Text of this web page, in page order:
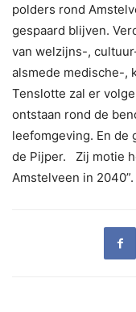
polders rond
gespaard blijven.
van welzijns-,
alsmede medische-,
Tenslotte zal er
ontstaan rond de
leefomgeving. En de
de Pijper. Zij motie
Amstelveen in 2040”.